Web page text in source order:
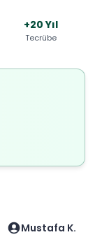
+20 Yıl
Tecrübe
Mustafa K.